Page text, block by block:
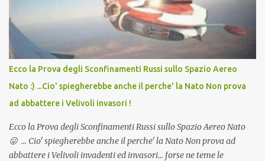
l'articolo per NON Dimenticare!
Ecco la Prova degli Sconfinamenti Russi sullo Spazio Aereo
Nato :) ...Cio' spiegherebbe anche il perche' la Nato Non prova
ad abbattere i Velivoli invasori !
Ecco la Prova degli Sconfinamenti Russi sullo Spazio Aereo Nato
😛 ... Cio' spiegherebbe anche il perche' la Nato Non prova ad
abbattere i Velivoli invadenti ed invasori... forse ne teme le